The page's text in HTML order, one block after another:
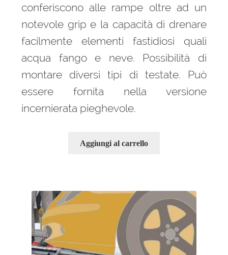
conferiscono alle rampe oltre ad un
notevole grip e la capacità di drenare
facilmente elementi fastidiosi quali
acqua fango e neve. Possibilità di
montare diversi tipi di testate. Può
essere fornita nella versione
incernierata pieghevole.
Aggiungi al carrello